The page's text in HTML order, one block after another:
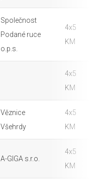
Společnost
Podané ruce
o.p.s.
4x5
KM
4x5
KM
Věznice
Všehrdy
4x5
KM
A-GIGA s.r.o.
4x5
KM